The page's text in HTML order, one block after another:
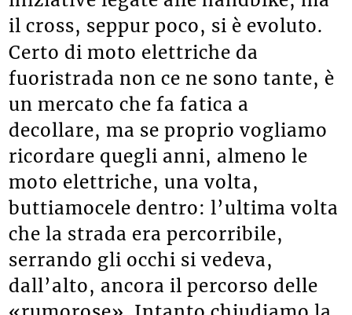
iniziative legate alle handbike, ma
il cross, seppur poco, si è evoluto.
Certo di moto elettriche da
fuoristrada non ce ne sono tante, è
un mercato che fa fatica a
decollare, ma se proprio vogliamo
ricordare quegli anni, almeno le
moto elettriche, una volta,
buttiamocele dentro: l’ultima volta
che la strada era percorribile,
serrando gli occhi si vedeva,
dall’alto, ancora il percorso delle